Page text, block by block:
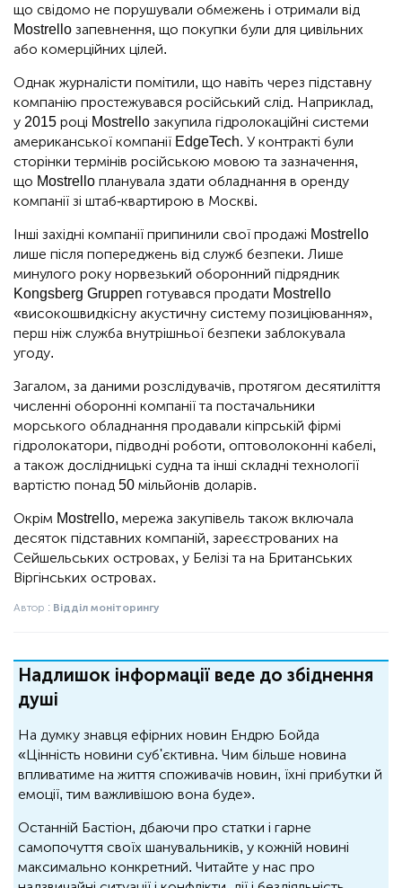
що свідомо не порушували обмежень і отримали від
Mostrello запевнення, що покупки були для цивільних
або комерційних цілей.
Однак журналісти помітили, що навіть через підставну
компанію простежувався російський слід. Наприклад,
у 2015 році Mostrello закупила гідролокаційні системи
американської компанії EdgeTech. У контракті були
сторінки термінів російською мовою та зазначення,
що Mostrello планувала здати обладнання в оренду
компанії зі штаб-квартирою в Москві.
Інші західні компанії припинили свої продажі Mostrello
лише після попереджень від служб безпеки. Лише
минулого року норвезький оборонний підрядник
Kongsberg Gruppen готувався продати Mostrello
«високошвидкісну акустичну систему позиціювання»,
перш ніж служба внутрішньої безпеки заблокувала
угоду.
Загалом, за даними розслідувачів, протягом десятиліття
численні оборонні компанії та постачальники
морського обладнання продавали кіпрській фірмі
гідролокатори, підводні роботи, оптоволоконні кабелі,
а також дослідницькі судна та інші складні технології
вартістю понад 50 мільйонів доларів.
Окрім Mostrello, мережа закупівель також включала
десяток підставних компаній, зареєстрованих на
Сейшельських островах, у Белізі та на Британських
Віргінських островах.
Автор : Відділ моніторингу
Надлишок інформації веде до збіднення
душі
На думку знавця ефірних новин Ендрю Бойда
«Цінність новини суб'єктивна. Чим більше новина
впливатиме на життя споживачів новин, їхні прибутки й
емоції, тим важливішою вона буде».
Останній Бастіон, дбаючи про статки і гарне
самопочуття своїх шанувальників, у кожній новині
максимально конкретний. Читайте у нас про